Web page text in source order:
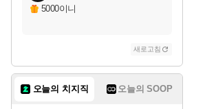
5000이니
새로고침
오늘의 치지직 오늘의 SOOP